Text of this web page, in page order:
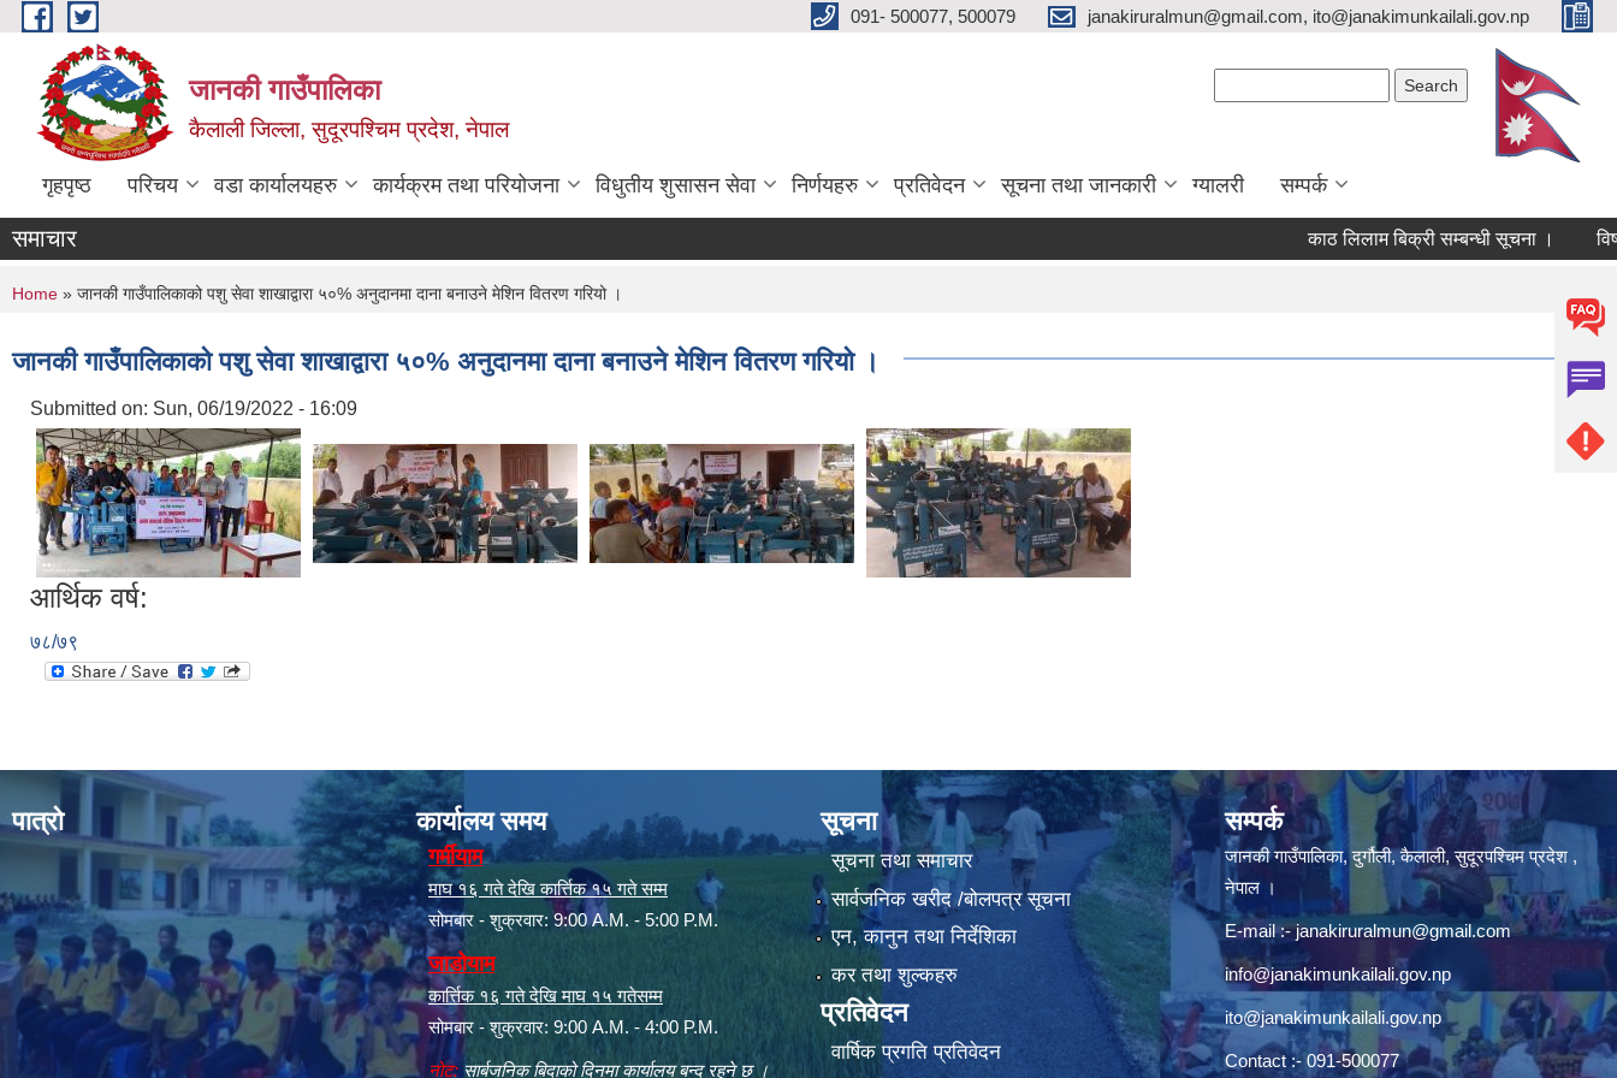
Skip to main content 091- 500077, 500079 janakiruralmun@gmail.com, ito@janakimunkailali.gov.np
जानकी गाउँपालिका
कैलाली जिल्ला, सुदूरपश्चिम प्रदेश, नेपाल
गृहपृष्ठ परिचय वडा कार्यालयहरु कार्यक्रम तथा परियोजना विधुतीय शुसासन सेवा निर्णयहरु प्रतिवेदन सूचना तथा जानकारी ग्यालरी सम्पर्क
समाचार काठ लिलाम बिक्री सम्बन्धी सूचना ।
You are here
Home » जानकी गाउँपालिकाको पशु सेवा शाखाद्वारा ५०% अनुदानमा दाना बनाउने मेशिन वितरण गरियो ।
जानकी गाउँपालिकाको पशु सेवा शाखाद्वारा ५०% अनुदानमा दाना बनाउने मेशिन वितरण गरियो ।
Submitted on: Sun, 06/19/2022 - 16:09
आर्थिक वर्ष:
७८/७९
पात्रो कार्यालय समय
गर्मीयाम
माघ १६ गते देखि कार्त्तिक १५ गते सम्म
सोमबार - शुक्रवार: 9:00 A.M. - 5:00 P.M.
जाडोयाम
कार्त्तिक १६ गते देखि माघ १५ गतेसम्म
सोमबार - शुक्रवार: 9:00 A.M. - 4:00 P.M.
नोट: सार्बजनिक बिदाको दिनमा कार्यालय बन्द रहने छ ।
सूचना
सूचना तथा समाचार
सार्वजनिक खरीद /बोलपत्र सूचना
एन, कानुन तथा निर्देशिका
कर तथा शुल्कहरु
प्रतिवेदन
वार्षिक प्रगति प्रतिवेदन
सम्पर्क
जानकी गाउँपालिका, दुर्गौली, कैलाली, सुदूरपश्चिम प्रदेश ,
नेपाल ।
E-mail :-janakiruralmun@gmail.com
info@janakimunkailali.gov.np
ito@janakimunkailali.gov.np
Contact :- 091-500077